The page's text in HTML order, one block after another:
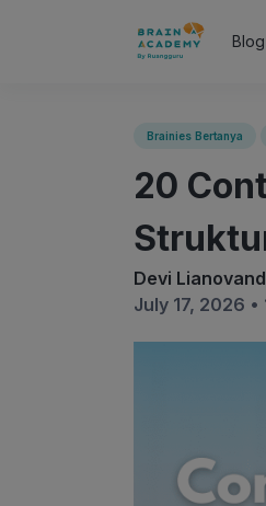
Blog
Brainies Bertanya
20
Devi
July 17, 2026 •